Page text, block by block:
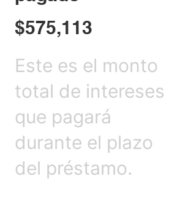
$575,113
Este es el monto
total de intereses
que pagará
durante el plazo
del préstamo.